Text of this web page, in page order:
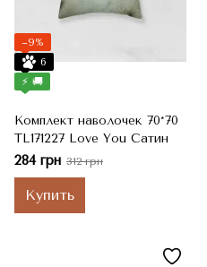
−9%
6
⚡ 🚚
Комплект наволочек 70*70
TL171227 Love You Сатин
284 грн 312 грн
Купить